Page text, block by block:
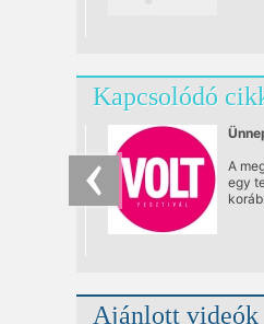
Kapcsolódó
A
egy
Ajánlott videók